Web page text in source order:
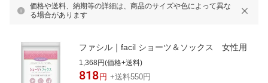
価格や送料、納期等の詳細は、商品のサイズや色によって異な
る場合があります
ファシル｜facil ショーツ＆ソックス 女性用
1,368円(価格+送料)
818 円 +送料550円